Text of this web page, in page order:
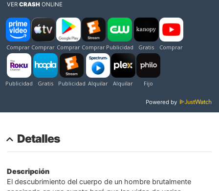
VERCRASH ONLINE
Powered by
Detalles
Descripción
El descubrimiento del cuerpo de un hombre brutalmente